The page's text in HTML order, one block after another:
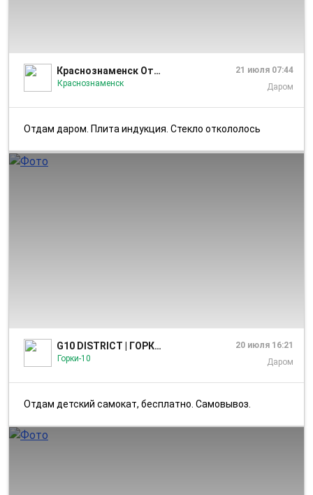
Краснознаменск Отдам даром
Краснознаменск
21 июля 07:44
Даром
Отдам даром. Плита индукция. Стекло откололось
G10 DISTRICT | ГОРКИ-10
Горки-10
20 июля 16:21
Даром
Отдам детский самокат, бесплатно. Самовывоз.